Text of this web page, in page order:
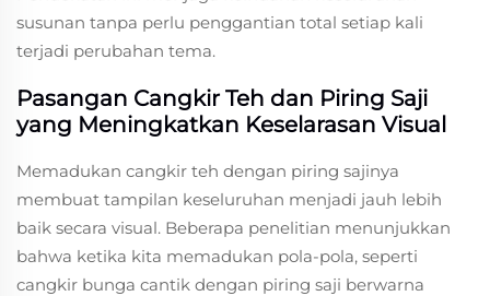
susunan tanpa perlu penggantian total setiap kali
terjadi perubahan tema.
Pasangan Cangkir Teh dan Piring Saji
yang Meningkatkan Keselarasan Visual
Memadukan cangkir teh dengan piring sajinya
membuat tampilan keseluruhan menjadi jauh lebih
baik secara visual. Beberapa penelitian menunjukkan
bahwa ketika kita memadukan pola-pola, seperti
cangkir bunga cantik dengan piring saji berwarna